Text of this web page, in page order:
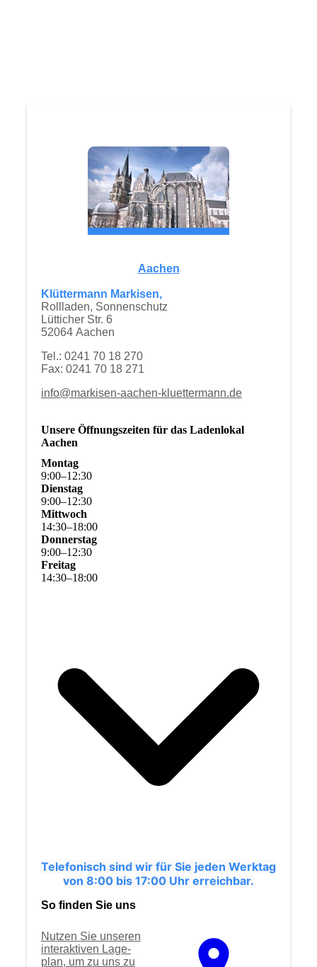
Aachen
Klüttermann Markisen,
Rollladen, Sonnenschutz
Lütticher Str. 6
52064 Aachen
Tel.: 0241 70 18 270
Fax: 0241 70 18 271
info@markisen-aachen-kluettermann.de
Unsere Öffnungszeiten für das Ladenlokal
Aachen
Montag
9:00–12:30
Dienstag
9:00–12:30
Mittwoch
14:30–18:00
Donnerstag
9:00–12:30
Freitag
14:30–18:00
Telefonisch sind wir für Sie jeden Werktag
von 8:00 bis 17:00 Uhr erreichbar.
So finden Sie uns
Nutzen Sie unseren
interaktiven La­ge­
plan, um zu uns zu